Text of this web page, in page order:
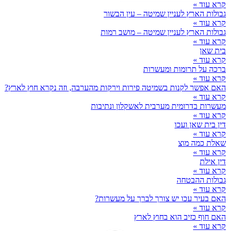
קרא עוד »
גבולות הארץ לעניין שמיטה – עין הבשור
קרא עוד »
גבולות הארץ לעניין שמיטה – מושב רמות
קרא עוד »
בית שאן
קרא עוד »
ברכה על תרומות ומעשרות
קרא עוד »
האם אפשר לקנות בשמיטה פירות וירקות מהערבה, וזה נקרא חוץ לארץ?
קרא עוד »
מעשרות בדרומית מערבית לאשקלון ונתיבות
קרא עוד »
דין בית שאן ועכו
קרא עוד »
שאלת כמה מוצ
קרא עוד »
דין אילת
קרא עוד »
גבולות ההבטחה
קרא עוד »
האם בעיר עכו יש צורך לברך על מעשרות?
קרא עוד »
האם חוף כזיב הוא בחוץ לארץ
קרא עוד »